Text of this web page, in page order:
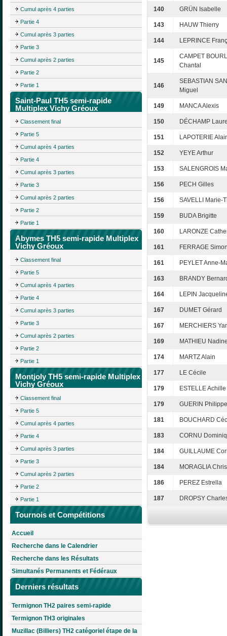
Cumul après 4 parties
Partie 4
Cumul après 3 parties
Partie 3
Cumul après 2 parties
Partie 2
Partie 1
Saint-Paul TH5 semi-rapide
Multiplex Vichy Gréoux
Classement final
Partie 5
Cumul après 4 parties
Partie 4
Cumul après 3 parties
Partie 3
Cumul après 2 parties
Partie 2
Partie 1
Abymes TH5 semi-rapide Multiplex
Vichy Gréoux
Classement final
Partie 5
Cumul après 4 parties
Partie 4
Cumul après 3 parties
Partie 3
Cumul après 2 parties
Partie 2
Partie 1
Montjoly TH5 semi-rapide Multiplex
Vichy Gréoux
Classement final
Partie 5
Cumul après 4 parties
Partie 4
Cumul après 3 parties
Partie 3
Cumul après 2 parties
Partie 2
Partie 1
Tournois et Compétitions
Accueil
Recherche dans le Calendrier
Recherche dans les Résultats
Simultanés Permanents et Fédéraux
Derniers résultats
Termignon TH2 paires semi-rapide
Termignon TH3 originales
Muzillac (Billiers) TH2 catégoriel étape de la
140 GRÜN Isabelle
143 HAUW Thierry
144 LEPRINCE
145
CAMPET
Chantal
146
SEBASTIAN
Miguel
149 MANCA Alexis
150 DÉCHAMP
151 LAPOTERIE
152 YEYE Arthur
153 SALENGROIS
156 PECH Gilles
156 SAVELLI Marie-
159 BUDA Brigitte
160 LARONZE
161 FERRAGE
161 PEYLET Anne-
163 BRANDY
164 LEPIN
167 DUMET Gérard
167 MERCHIERS
169 MATHIEU
174 MARTZ Alain
177 LE Cécile
179 ESTELLE Achille
179 GUERIN Philippe
181 BOUCHARD
183 CORNU
184 GUILLAUME
184 MORAGLIA
186 PEREZ Estrella
187 DROPSY